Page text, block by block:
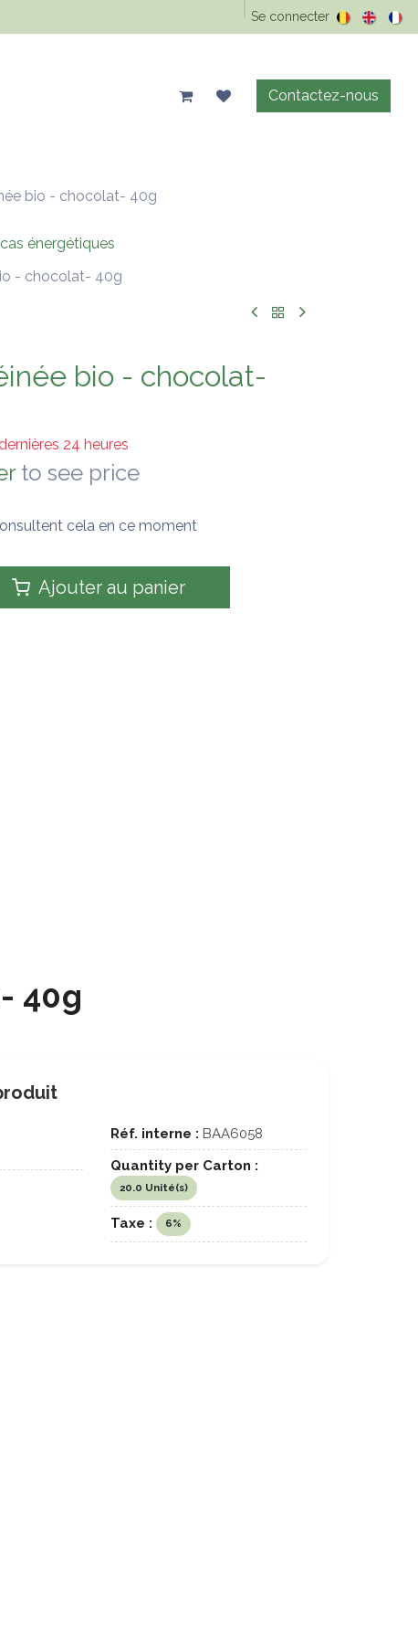
Maison & entretien Précos d'été
Se connecter
Contactez-nous
bio - chocolat- 40g
énergétiques
- chocolat- 40g
bio - chocolat-
24 heures
to see price
cela en ce moment
Ajouter au panier
40g
Réf. interne : BAA6058
Quantity per Carton :
20.0 Unité(s)
Taxe : 6%